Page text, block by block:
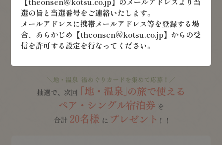
選の旨と当選番号をご連絡いたします。
メールアドレスに携帯メールアドレス等を登録する場
合、 あらかじめ【theonsen@kotsu.co.jp】からの受
信を許可する設定を行なってください。